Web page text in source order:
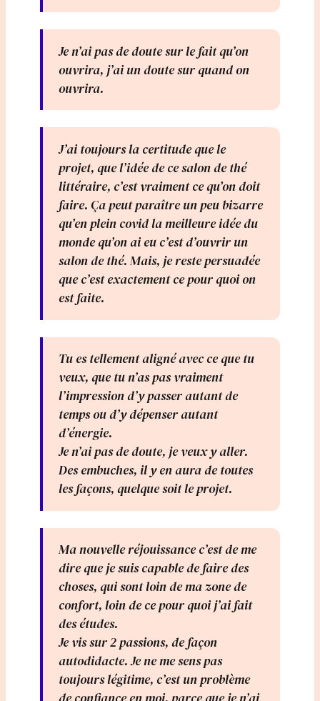
Je n’ai pas de doute sur le fait qu’on
ouvrira, j’ai un doute sur quand on
ouvrira.
J’ai toujours la certitude que le
projet, que l’idée de ce salon de thé
littéraire, c’est vraiment ce qu’on doit
faire. Ça peut paraître un peu bizarre
qu’en plein covid la meilleure idée du
monde qu’on ai eu c’est d’ouvrir un
salon de thé. Mais, je reste persuadée
que c’est exactement ce pour quoi on
est faite.
Tu es tellement aligné avec ce que tu
veux, que tu n’as pas vraiment
l’impression d’y passer autant de
temps ou d’y dépenser autant
d’énergie.
Je n’ai pas de doute, je veux y aller.
Des embuches, il y en aura de toutes
les façons, quelque soit le projet.
Ma nouvelle réjouissance c’est de me
dire que je suis capable de faire des
choses, qui sont loin de ma zone de
confort, loin de ce pour quoi j’ai fait
des études.
Je vis sur 2 passions, de façon
autodidacte. Je ne me sens pas
toujours légitime, c’est un problème